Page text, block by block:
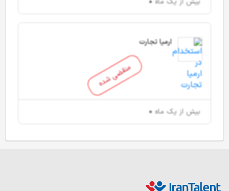
منقضی شده
ارمیا تجارت
بیش از یک ماه